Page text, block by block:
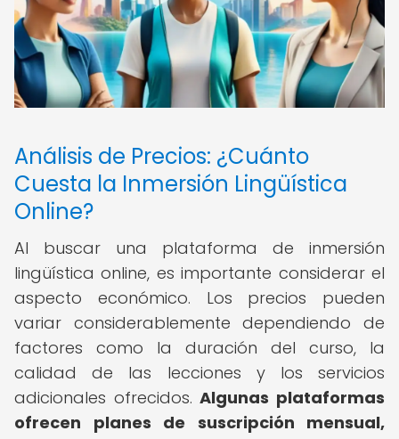
Análisis de Precios: ¿Cuánto
Cuesta la Inmersión Lingüística
Online?
Al buscar una plataforma de inmersión
lingüística online, es importante considerar el
aspecto económico. Los precios pueden
variar considerablemente dependiendo de
factores como la duración del curso, la
calidad de las lecciones y los servicios
adicionales ofrecidos.Algunas plataformas
ofrecen planes de suscripción mensual,